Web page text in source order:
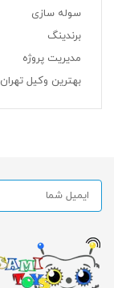
سوله سازی
برندینگ
مدیریت پروژه
بهترین وکیل تهران